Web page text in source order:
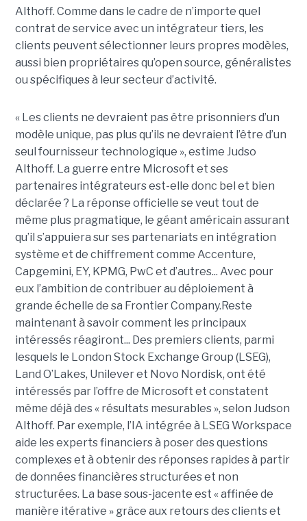
Althoff. Comme dans le cadre de n’importe quel
contrat de service avec un intégrateur tiers, les
clients peuvent sélectionner leurs propres modèles,
aussi bien propriétaires qu’open source, généralistes
ou spécifiques à leur secteur d’activité.
« Les clients ne devraient pas être prisonniers d’un
modèle unique, pas plus qu’ils ne devraient l’être d’un
seul fournisseur technologique », estime Judso
Althoff. La guerre entre Microsoft et ses
partenaires intégrateurs est-elle donc bel et bien
déclarée ? La réponse officielle se veut tout de
même plus pragmatique, le géant américain assurant
qu’il s’appuiera sur ses partenariats en intégration
système et de chiffrement comme Accenture,
Capgemini, EY, KPMG, PwC et d’autres... Avec pour
eux l’ambition de contribuer au déploiement à
grande échelle de sa Frontier Company.Reste
maintenant à savoir comment les principaux
intéressés réagiront... Des premiers clients, parmi
lesquels le London Stock Exchange Group (LSEG),
Land O’Lakes, Unilever et Novo Nordisk, ont été
intéressés par l’offre de Microsoft et constatent
même déjà des « résultats mesurables », selon Judson
Althoff. Par exemple, l’IA intégrée à LSEG Workspace
aide les experts financiers à poser des questions
complexes et à obtenir des réponses rapides à partir
de données financières structurées et non
structurées. La base sous-jacente est « affinée de
manière itérative » grâce aux retours des clients et